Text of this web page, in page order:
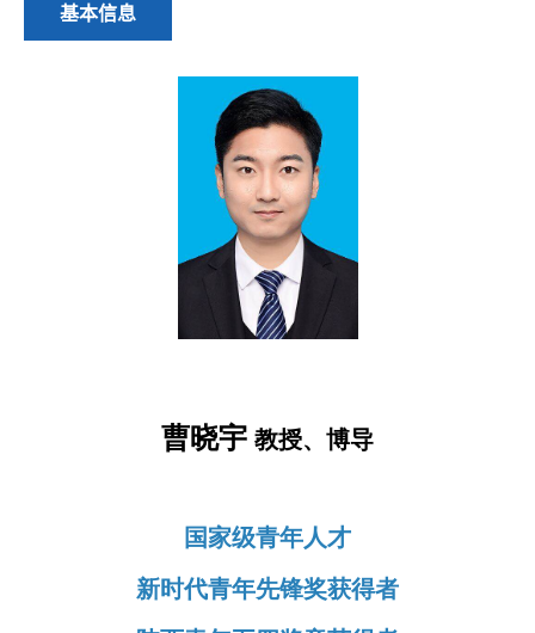
基本信息